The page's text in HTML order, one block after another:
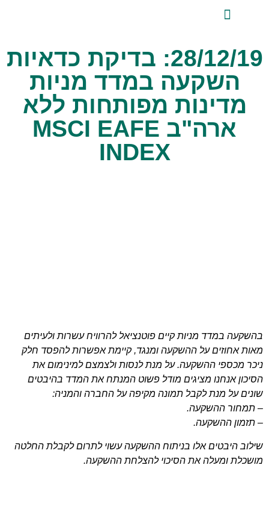
28/12/19: בדיקת כדאיות
השקעה במדד מניות
מדינות מפותחות ללא
ארה"ב MSCI EAFE
INDEX
בהשקעה במדד מניות קיים פוטנציאל להרוויח עשרות ולעיתים
מאות אחוזים על ההשקעה ומנגד, קיימת אפשרות להפסד חלק
ניכר מכספי ההשקעה. על מנת לנסות ולצמצם למינימום את
הסיכון אנחנו מציגים מודל פשוט המנתח את המדד בהיבטים
שונים על מנת לקבל תמונה מקיפה על החברה והמניה:
– תמחור ההשקעה.
– תזמון ההשקעה.
שילוב היבטים אלו בניתוח ההשקעה עשוי לתרום לקבלת החלטה
מושכלת ומעלה את הסיכוי להצלחת ההשקעה.